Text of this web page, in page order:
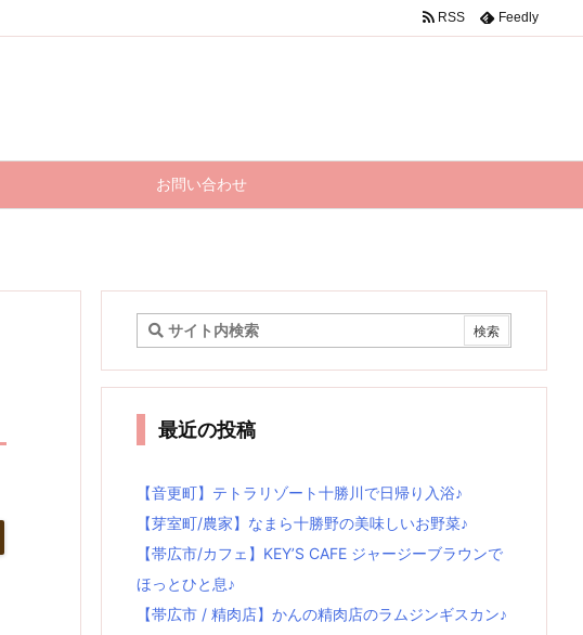
お問い合わせ
RSS Feedly
最近の投稿
【音更町】テトラリゾート十勝川で日帰り入浴♪
【芽室町/農家】なまら十勝野の美味しいお野菜♪
【帯広市/カフェ】KEY’S CAFE ジャージーブラウンで
ほっとひと息♪
【帯広市 / 精肉店】かんの精肉店のラムジンギスカン♪